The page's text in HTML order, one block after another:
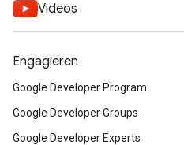
Videos
Engagieren
Google Developer Program
Google Developer Groups
Google Developer Experts